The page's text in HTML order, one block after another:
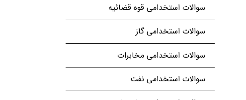
سوالات استخدامی قوه قضائیه
سوالات استخدامی گاز
سوالات استخدامی مخابرات
سوالات استخدامی نفت